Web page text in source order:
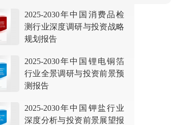
2025-2030年中国消费品检
测行业深度调研与投资战略
规划报告
2025-2030年中国锂电铜箔
行业全景调研与投资前景预
测报告
2025-2030年中国钾盐行业
深度分析与投资前景展望报